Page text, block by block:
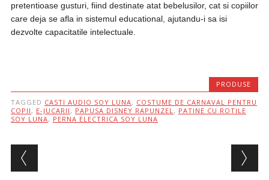
pretentioase gusturi, fiind destinate atat bebelusilor, cat si copiilor
care deja se afla in sistemul educational, ajutandu-i sa isi
dezvolte capacitatile intelectuale.
PRODUSE
TAGGED CASTI AUDIO SOY LUNA, COSTUME DE CARNAVAL PENTRU
COPII , E-JUCARII , PAPUSA DISNEY RAPUNZEL, PATINE CU ROTILE
SOY LUNA, PERNA ELECTRICA SOY LUNA
Post navigation